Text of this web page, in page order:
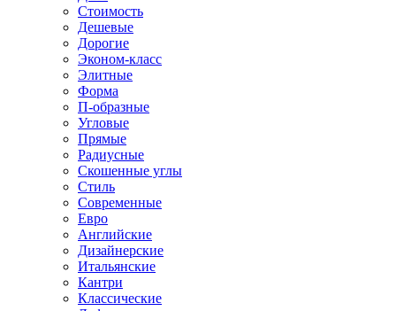
Стоимость
Дешевые
Дорогие
Эконом-класс
Элитные
Форма
П-образные
Угловые
Прямые
Радиусные
Скошенные углы
Стиль
Современные
Евро
Английские
Дизайнерские
Итальянские
Кантри
Классические